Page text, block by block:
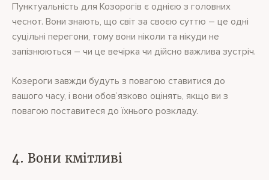
Пунктуальність для Козорогів є однією з головних
чеснот. Вони знають, що світ за своєю суттю – це одні
суцільні перегони, тому вони ніколи та нікуди не
запізнюються – чи це вечірка чи дійсно важлива зустріч.
Козероги завжди будуть з повагою ставитися до
вашого часу, і вони обов’язково оцінять, якщо ви з
повагою поставитеся до їхнього розкладу.
4. Вони кмітливі